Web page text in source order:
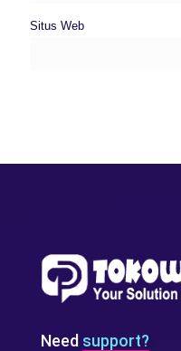
Situs Web
Need support?